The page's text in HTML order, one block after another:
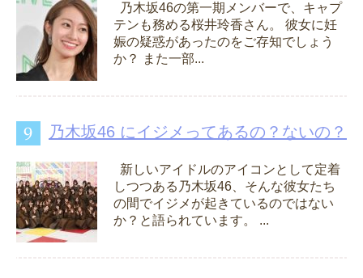
乃木坂46の第一期メンバーで、キャプ
テンも務める桜井玲香さん。 彼女に妊
娠の疑惑があったのをご存知でしょう
か？ また一部...
乃木坂46 にイジメってあるの？ないの？
新しいアイドルのアイコンとして定着
しつつある乃木坂46、そんな彼女たち
の間でイジメが起きているのではない
か？と語られています。 ...